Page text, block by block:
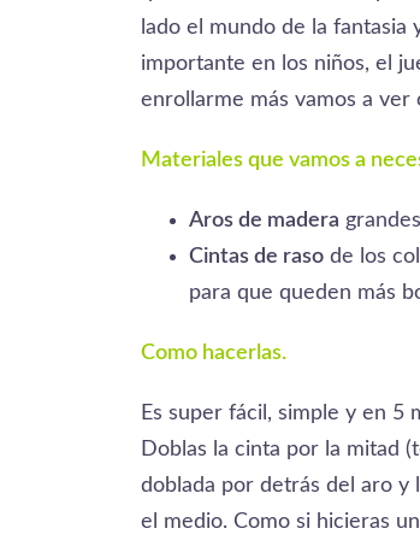
lado el mundo de la fantasia
importante en los niños, el
enrollarme más vamos a
Materiales que vamos a
Aros de madera
Cintas de raso de los
para que queden más
Como hacerlas.
Es super fácil, simple y en 5
Doblas la cinta por la mitad
doblada por detrás del aro y
el medio. Como si hicieras